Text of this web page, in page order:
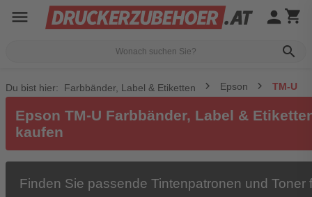
menu
search
person shopping_cart
Du bist hier: Farbbänder, Label & Etiketten Epson TM-U
Epson TM-U Farbbänder, Label &
kaufen
Finden Sie passende Tintenpatronen und Toner